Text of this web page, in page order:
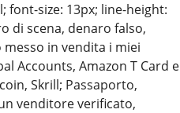
size: 13px; line-height:
di scena, denaro falso,
in vendita i miei
Accounts, Amazon T Card e
Skrill; Passaporto,
venditore verificato,